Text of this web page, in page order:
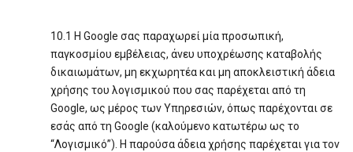
10.1 Η Google σας παραχωρεί μία προσωπική,
παγκοσμίου εμβέλειας, άνευ υποχρέωσης καταβολής
δικαιωμάτων, μη εκχωρητέα και μη αποκλειστική άδεια
χρήσης του λογισμικού που σας παρέχεται από τη
Google, ως μέρος των Υπηρεσιών, όπως παρέχονται σε
εσάς από τη Google (καλούμενο κατωτέρω ως το
“Λογισμικό”). Η παρούσα άδεια χρήσης παρέχεται για τον